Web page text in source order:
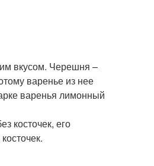
вкусом. Черешня –
варенье из нее
варенья лимонный
косточек, его